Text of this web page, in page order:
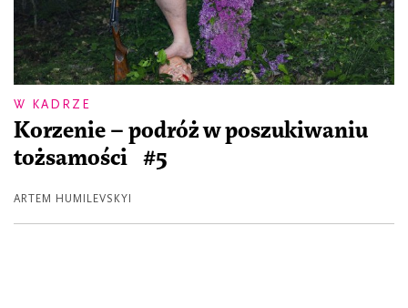
W KADRZE
Korzenie – podróż w poszukiwaniu
tożsamości #5
ARTEM HUMILEVSKYI